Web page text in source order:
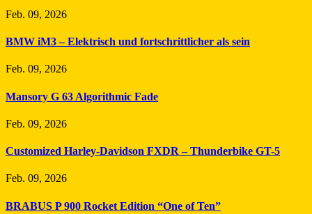
Feb. 09, 2026
BMW iM3 – Elektrisch und fortschrittlicher als sein
Feb. 09, 2026
Mansory G 63 Algorithmic Fade
Feb. 09, 2026
Customized Harley-Davidson FXDR – Thunderbike GT-5
Feb. 09, 2026
BRABUS P 900 Rocket Edition “One of Ten”